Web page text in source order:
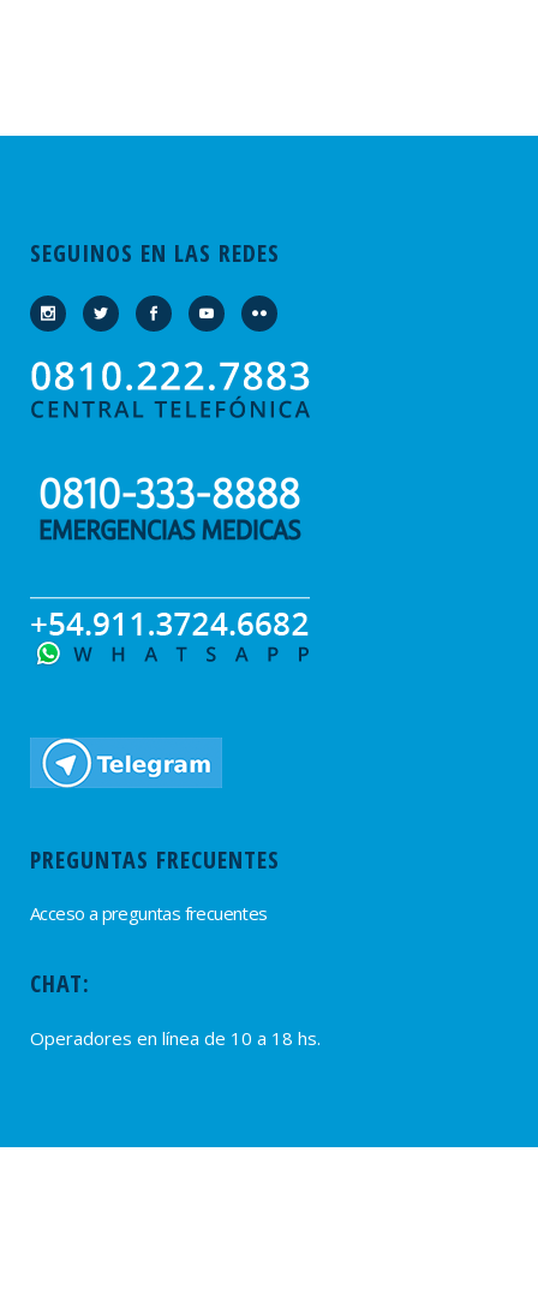
SEGUINOS EN LAS REDES
PREGUNTAS FRECUENTES
Acceso a preguntas frecuentes
CHAT:
Operadores en línea de 10 a 18 hs.
PROVEEDORES